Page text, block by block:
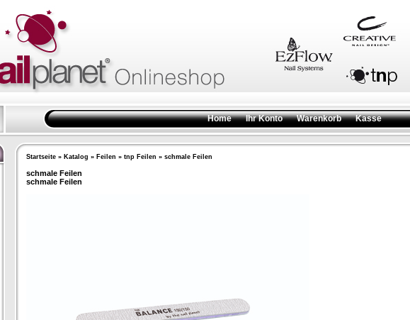
Home Ihr Konto Warenkorb Kasse
Startseite» Katalog » Feilen » tnp Feilen » schmale Feilen
schmale Feilen
schmale Feilen